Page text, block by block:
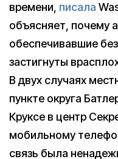
времени, писала
объясняет, почему
обеспечивавшие
застигнуты
В двух случаях
пункте округа
Круксе в центр
мобильному
связь была